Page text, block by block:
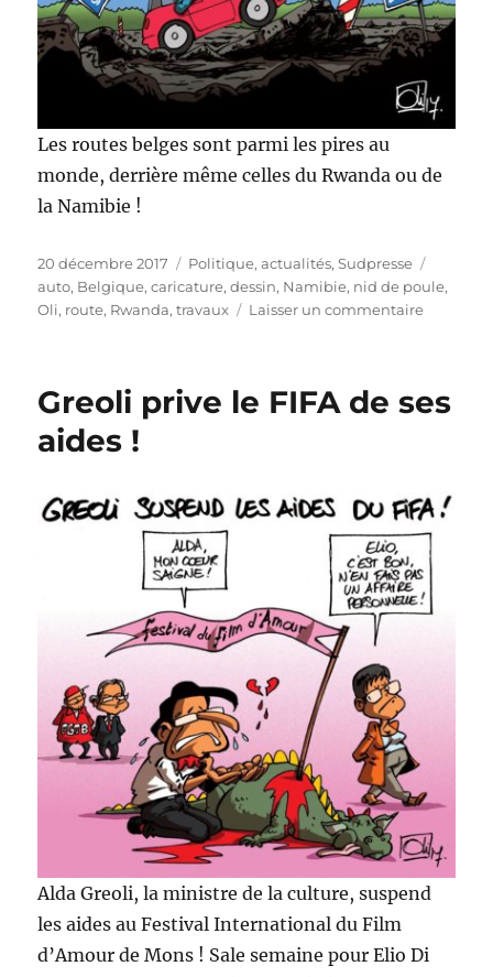
Les routes belges sont parmi les pires au
monde, derrière même celles du Rwanda ou de
la Namibie !
Publié
le
20 décembre 2017 Catégories
Politique, actualités,Sudpresse
auto, Belgique,caricature,dessin, Namibie, nid de poule,
Oli, route, Rwanda,travaux Laisser un commentairesur
ses
Greoli prive le FIFA de ses
aides !
Alda Greoli, la ministre de la culture, suspend
les aides au Festival International du Film
d’Amour de Mons ! Sale semaine pour Elio Di